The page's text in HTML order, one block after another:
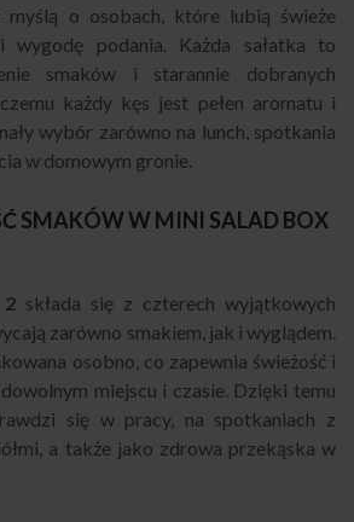
myślą o osobach, które lubią świeże
wygodę podania. Każda sałatka to
smaków i starannie dobranych
każdy kęs jest pełen aromatu i
wybór zarówno na lunch, spotkania
w domowym gronie.
SMAKÓW W MINI SALAD BOX
składa się z czterech wyjątkowych
zarówno smakiem, jak i wyglądem.
osobno, co zapewnia świeżość i
miejscu i czasie. Dzięki temu
się w pracy, na spotkaniach z
a także jako zdrowa przekąska w